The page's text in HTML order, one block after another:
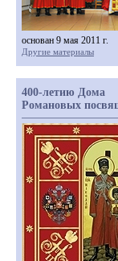
основан 9 мая 2011 г.
Другие материалы
400-летию Дома
Романовых